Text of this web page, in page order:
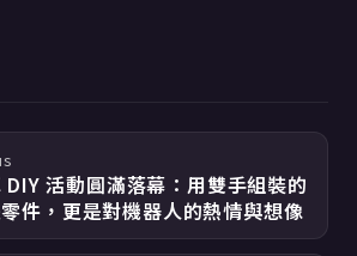
DIY 活動圓滿落幕：用雙手組裝的
件，更是對機器人的熱情與想像